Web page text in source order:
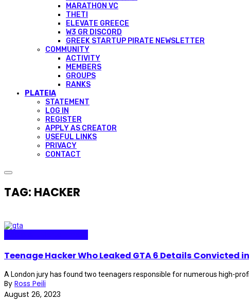
MARATHON VC
THETI
ELEVATE GREECE
W3 GR DISCORD
GREEK STARTUP PIRATE NEWSLETTER
COMMUNITY
ACTIVITY
MEMBERS
GROUPS
RANKS
PLATEIA
STATEMENT
LOG IN
REGISTER
APPLY AS CREATOR
USEFUL LINKS
PRIVACY
CONTACT
TAG: HACKER
Teenage Hacker Who Leaked GTA 6 Details Convicted
A London jury has found two teenagers responsible for numerous high-
By Ross Peili
August 26, 2023